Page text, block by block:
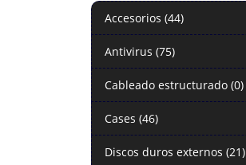
Accesorios (44)
Antivirus (75)
Cableado estructurado (0)
Cases (46)
Discos duros externos (21)